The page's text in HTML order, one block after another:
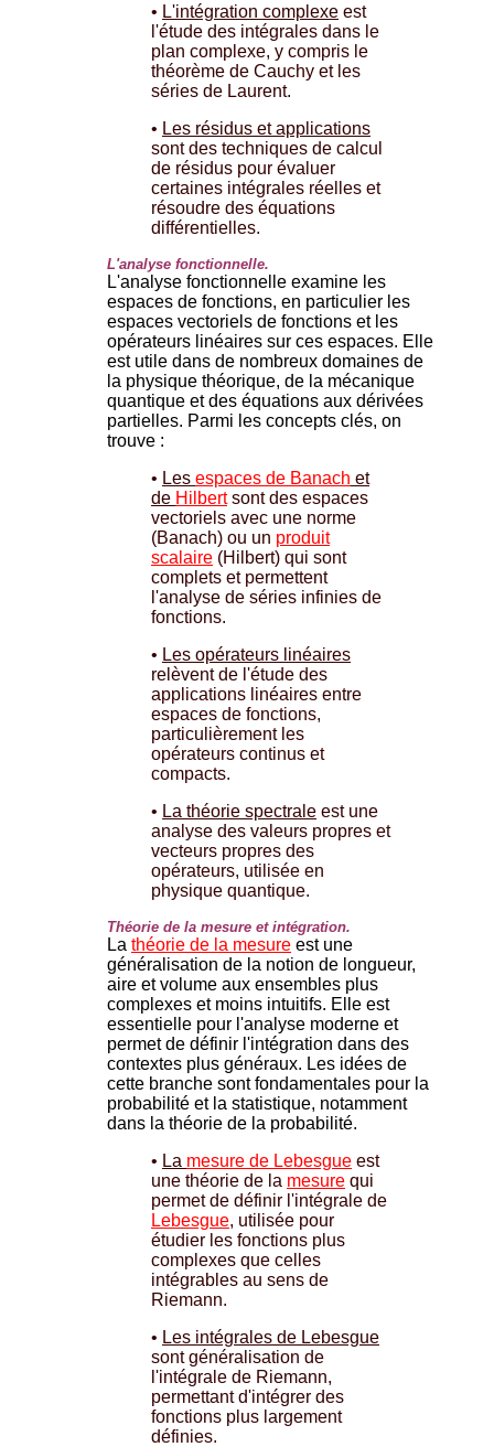
• L'intégration complexe est
l'étude des intégrales dans le
plan complexe, y compris le
théorème de Cauchy et les
séries de Laurent.
• Les résidus et applications
sont des techniques de calcul
de résidus pour évaluer
certaines intégrales réelles et
résoudre des équations
différentielles.
L'analyse fonctionnelle.
L'analyse fonctionnelle examine les
espaces de fonctions, en particulier les
espaces vectoriels de fonctions et les
opérateurs linéaires sur ces espaces. Elle
est utile dans de nombreux domaines de
la physique théorique, de la mécanique
quantique et des équations aux dérivées
partielles. Parmi les concepts clés, on
trouve :
• Les espaces de Banach et
de Hilbertsont des espaces
vectoriels avec une norme
(Banach) ou un produit
scalaire (Hilbert) qui sont
complets et permettent
l'analyse de séries infinies de
fonctions.
• Les opérateurs linéaires
relèvent de l'étude des
applications linéaires entre
espaces de fonctions,
particulièrement les
opérateurs continus et
compacts.
• La théorie spectrale est une
analyse des valeurs propres et
vecteurs propres des
opérateurs, utilisée en
physique quantique.
Théorie de la mesure et intégration.
La théorie de la mesure est une
généralisation de la notion de longueur,
aire et volume aux ensembles plus
complexes et moins intuitifs. Elle est
essentielle pour l'analyse moderne et
permet de définir l'intégration dans des
contextes plus généraux. Les idées de
cette branche sont fondamentales pour la
probabilité et la statistique, notamment
dans la théorie de la probabilité.
• La mesure de Lebesgue est
une théorie de la mesure qui
permet de définir l'intégrale de
Lebesgue, utilisée pour
étudier les fonctions plus
complexes que celles
intégrables au sens de
Riemann.
• Les intégrales de Lebesgue
sont généralisation de
l'intégrale de Riemann,
permettant d'intégrer des
fonctions plus largement
définies.